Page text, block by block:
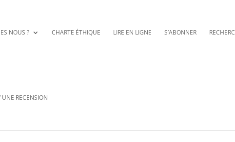
NOUS ? CHARTE ÉTHIQUE LIRE EN LIGNE S’ABONNER
UNE RECENSION